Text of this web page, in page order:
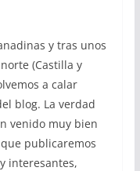
y tras unos
(Castilla y
a calar
blog. La verdad
venido muy bien
publicaremos
interesantes,